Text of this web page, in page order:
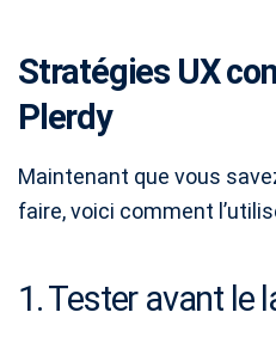
Stratégies UX
Plerdy
Maintenant que vous
faire, voici comment
1. Tester avant le